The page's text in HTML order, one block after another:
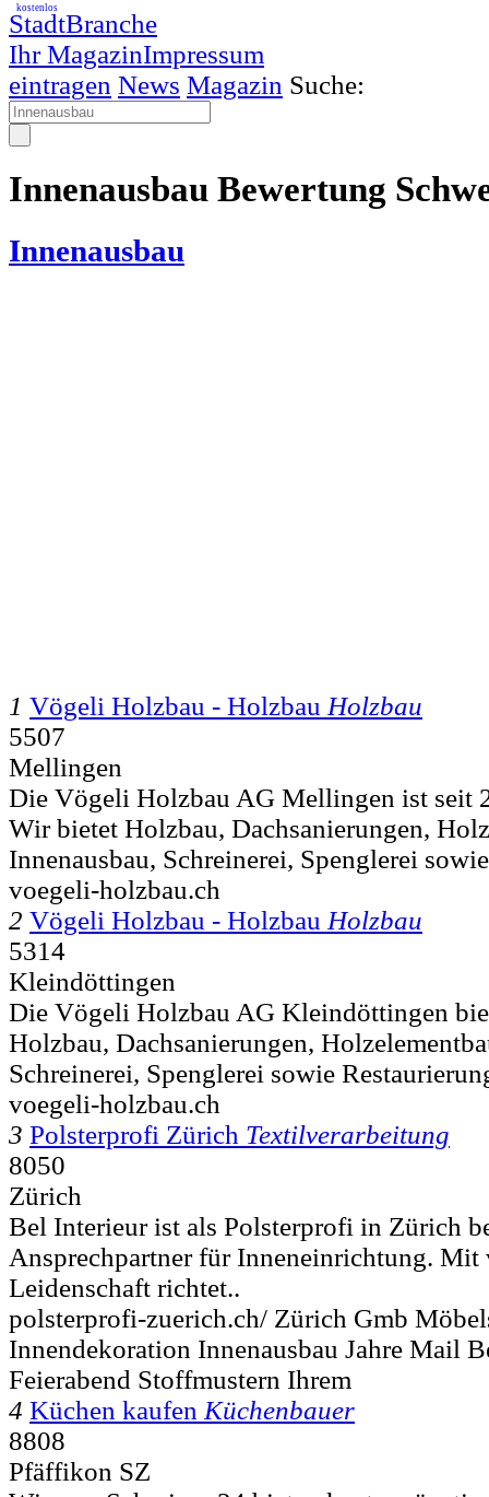
StadtBranche
Ihr MagazinImpressum
kostenlos
eintragen News Magazin Suche:
Innenausbau Bewertung
Innenausbau
1 Vögeli Holzbau - Holzbau Holzbau
5507
Mellingen
Die Vögeli Holzbau AG Mellingen ist seit
Wir bietet Holzbau, Dachsanierungen,
Innenausbau, Schreinerei, Spenglerei
voegeli-holzbau.ch
2 Vögeli Holzbau - Holzbau Holzbau
5314
Kleindöttingen
Die Vögeli Holzbau AG Kleindöttingen
Holzbau, Dachsanierungen,
Schreinerei, Spenglerei sowie
voegeli-holzbau.ch
3 Polsterprofi Zürich Textilverarbeitung
8050
Zürich
Bel Interieur ist als Polsterprofi in Zürich
Ansprechpartner für Inneneinrichtung.
Leidenschaft richtet..
polsterprofi-zuerich.ch/ Zürich Gmb
Innendekoration Innenausbau Jahre Mail
Feierabend Stoffmustern Ihrem
4 Küchen kaufen Küchenbauer
8808
Pfäffikon SZ